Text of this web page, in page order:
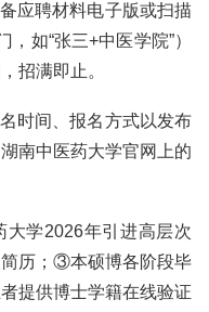
应聘材料电子版或扫描
如“张三+中医学院”）
招满即止。
时间、报名方式以发布
南中医药大学官网上的
学2026年引进高层次
历；③本硕博各阶段毕
提供博士学籍在线验证